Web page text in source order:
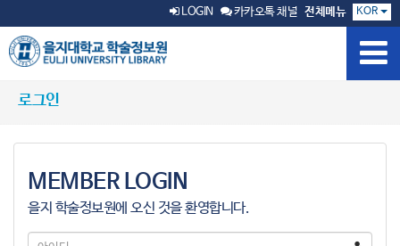
LOGIN 카카오톡 채널 전체메뉴 KOR
로그인
MEMBER LOGIN
을지 학술정보원에 오신 것을 환영합니다.
아